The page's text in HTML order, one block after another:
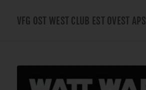
VFG OST WEST CLUB EST OVEST APS